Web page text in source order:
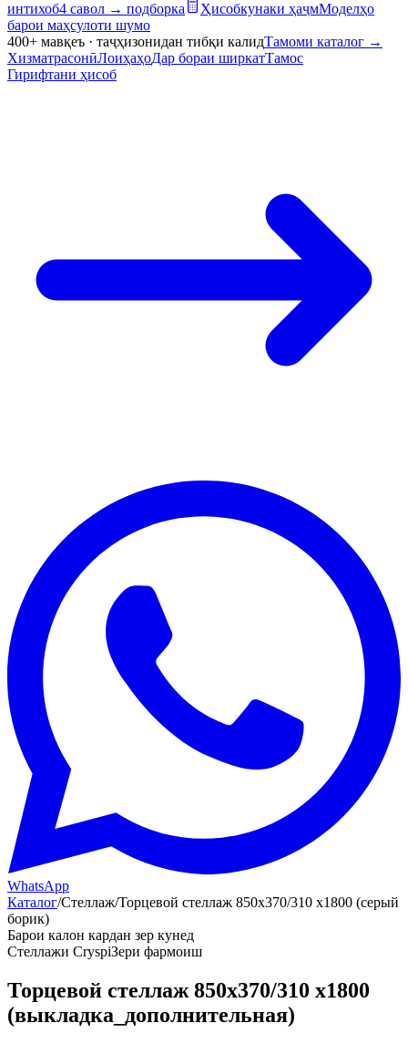
интихоб4 савол → подборка Ҳисобкунаки ҳаҷмМоделҳо
барои маҳсулоти шумо
400+ мавқеъ · таҷҳизонидан тибқи калидТамоми каталог →
ХизматрасонӣЛоиҳаҳоДар бораи ширкатТамос
Гирифтани ҳисоб
WhatsApp
Каталог/Стеллаж/Торцевой стеллаж 850х370/310 х1800 (серый
борик)
Барои калон кардан зер кунед
Стеллажи CryspiЗери фармоиш
Торцевой стеллаж 850х370/310 х1800
(выкладка_дополнительная)